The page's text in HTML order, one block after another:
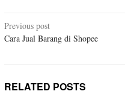
Post
navigation
Previous post
Cara Jual Barang di Shopee
RELATED POSTS